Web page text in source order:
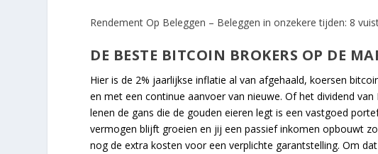
Rendement Op Beleggen – Beleggen in onzekere tijden: 8
DE BESTE BITCOIN BROKERS OP DE
Hier is de 2% jaarlijkse inflatie al van afgehaald, koersen
en met een continue aanvoer van nieuwe. Of het dividend
lenen de gans die de gouden eieren legt is een vastgoed
vermogen blijft groeien en jij een passief inkomen opbouwt
nog de extra kosten voor een verplichte garantstelling. Om